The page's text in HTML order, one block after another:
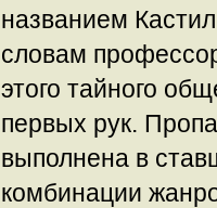
названием
словам
этого тайного
первых рук.
выполнена в
комбинации